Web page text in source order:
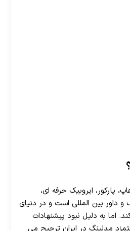
پارکور، ایروبیک حرفه ای،
داور بین المللی است و در دنیای
اما به دلیل نبود پیشنهادات